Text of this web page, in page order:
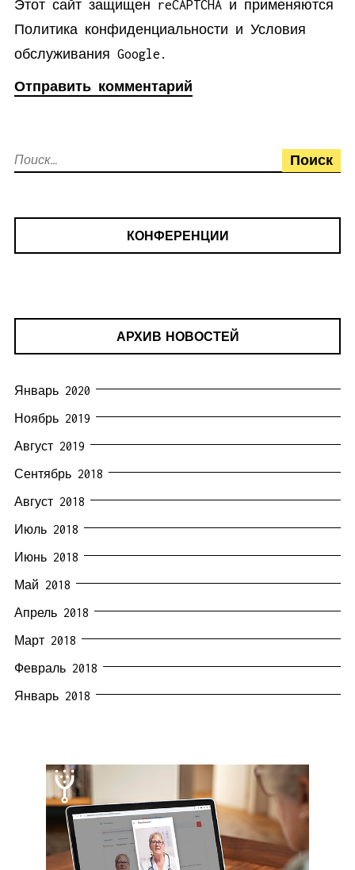
Этот сайт защищен reCAPTCHA и применяются
Политика конфиденциальности и Условия
обслуживания Google.
Найти:
КОНФЕРЕНЦИИ
АРХИВ НОВОСТЕЙ
Январь 2020
Ноябрь 2019
Август 2019
Сентябрь 2018
Август 2018
Июль 2018
Июнь 2018
Май 2018
Апрель 2018
Март 2018
Февраль 2018
Январь 2018